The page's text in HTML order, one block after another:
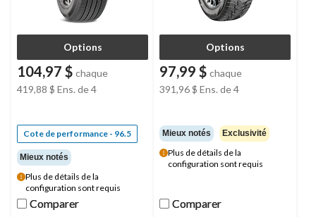
Options
104,97 $ chaque
419,88 $ Ens. de 4
Cote de performance - 96.5
Mieux notés
Plus de détails de la
configuration sont requis
Comparer
Comparer
Options
97,99 $ chaque
391,96 $ Ens. de 4
Mieux notés Exclusivité
Plus de détails de la
configuration sont requis
Comparer
Comparer